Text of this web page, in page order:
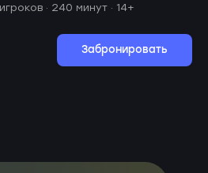
· 240 минут · 14+
Забронировать